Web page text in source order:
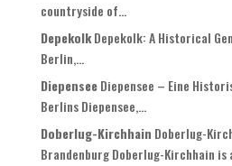
countryside of...
Depekolk Depekolk: A Historical
Berlin,...
Diepensee Diepensee – Eine
Berlins Diepensee,...
Doberlug-Kirchhain Doberlug-
Brandenburg Doberlug-Kirchhain is